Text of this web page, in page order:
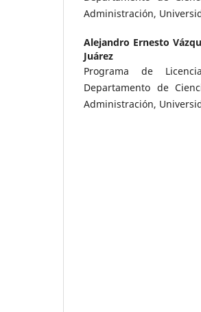
Administración,
Alejandro Ernesto
Juárez
Programa de
Departamento de
Administración,